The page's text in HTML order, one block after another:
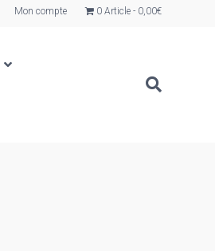
Mon compte 0 Article 0,00€